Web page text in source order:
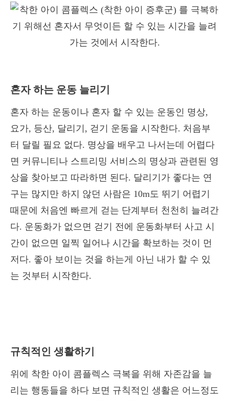
혼자 하는 운동 늘리기
혼자 하는 운동이나 혼자 할 수 있는 운동인 명상,
요가, 등산, 달리기, 걷기 운동을 시작한다. 처음부
터 달릴 필요 없다. 명상을 배우고 나서는데 어렵다
면 커뮤니티나 스트리밍 서비스의 명상과 관련된 영
상을 찾아보고 따라하면 된다. 달리기가 좋다는 연
구는 많지만 하지 않던 사람은 10m도 뛰기 어렵기
때문에 처음엔 빠르게 걷는 단계부터 천천히 늘려간
다. 운동화가 없으면 걷기 전에 운동화부터 사고 시
간이 없으면 일찍 일어나 시간을 확보하는 것이 먼
저다. 좋아 보이는 것을 하는게 아닌 내가 할 수 있
는 것부터 시작한다.
규칙적인 생활하기
위에 착한 아이 콤플렉스 극복을 위해 자존감을 늘
리는 행동들을 하다 보면 규칙적인 생활은 어느정도